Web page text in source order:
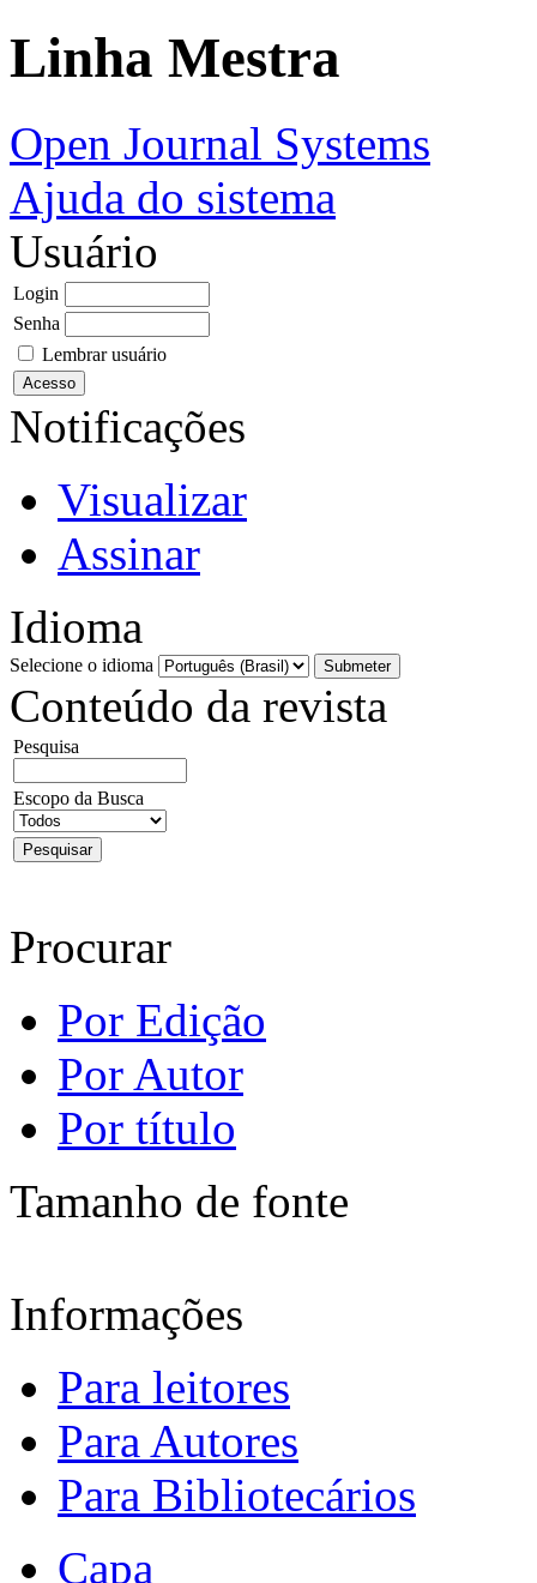
Linha Mestra
Open Journal Systems
Ajuda do sistema
Usuário
Login
Senha
Lembrar usuário
Notificações
Visualizar
Assinar
Idioma
Selecione o idioma
Conteúdo da revista
Pesquisa
Escopo da Busca
Procurar
Por Edição
Por Autor
Por título
Tamanho de fonte
Informações
Para leitores
Para Autores
Para Bibliotecários
Capa